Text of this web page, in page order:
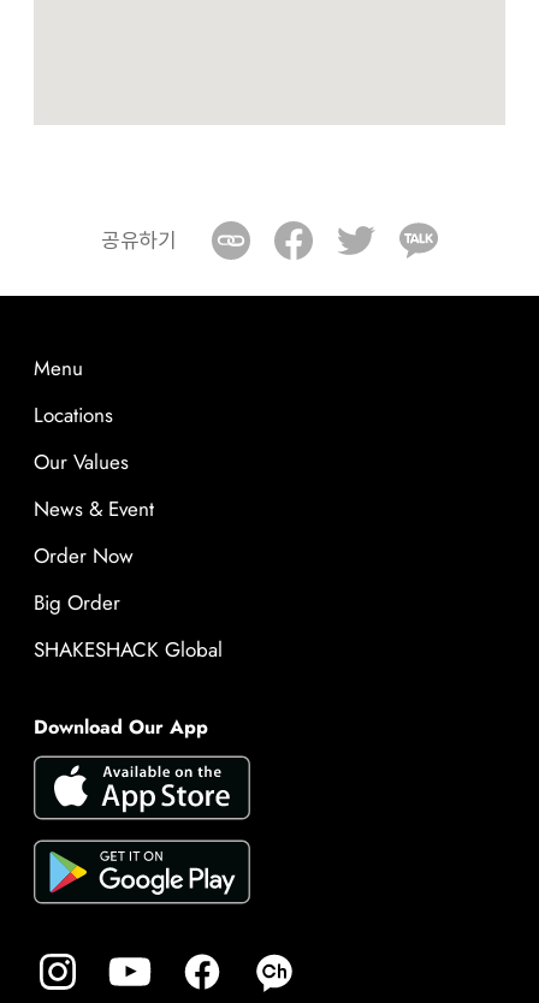
공유하기
Menu
Locations
Our Values
News & Event
Order Now
Big Order
SHAKESHACK Global
Download Our App